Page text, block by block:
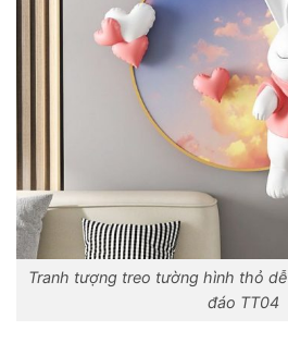
Tranh tượng treo tường hình thỏ
đáo TT04